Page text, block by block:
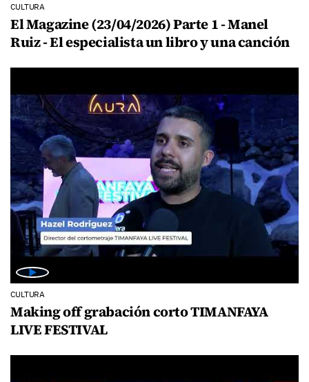
CULTURA
El Magazine (23/04/2026) Parte 1 - Manel
Ruiz - El especialista un libro y una canción
CULTURA
Making off grabación corto TIMANFAYA
LIVE FESTIVAL